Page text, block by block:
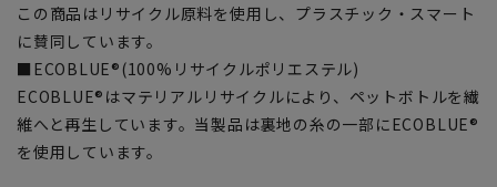
この商品はリサイクル原料を使用し、プラスチック・スマート
に賛同しています。
■ECOBLUE®(100%リサイクルポリエステル)
ECOBLUE®はマテリアルリサイクルにより、ペットボトルを繊
維へと再生しています。当製品は裏地の糸の一部にECOBLUE®
を使用しています。